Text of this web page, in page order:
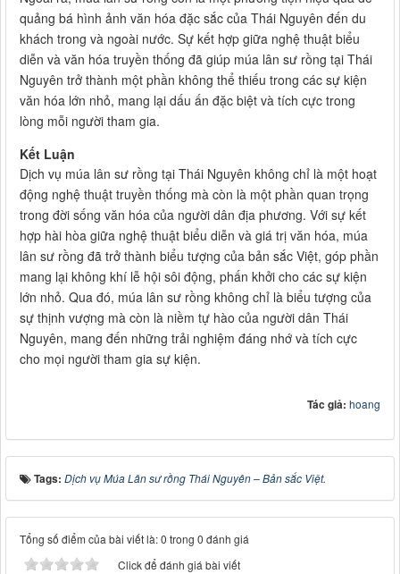
quảng bá hình ảnh văn hóa đặc sắc của Thái Nguyên đến du
khách trong và ngoài nước. Sự kết hợp giữa nghệ thuật biểu
diễn và văn hóa truyền thống đã giúp múa lân sư rồng tại Thái
Nguyên trở thành một phần không thể thiếu trong các sự kiện
văn hóa lớn nhỏ, mang lại dấu ấn đặc biệt và tích cực trong
lòng mỗi người tham gia.
Kết Luận
Dịch vụ múa lân sư rồng tại Thái Nguyên không chỉ là một hoạt
động nghệ thuật truyền thống mà còn là một phần quan trọng
trong đời sống văn hóa của người dân địa phương. Với sự kết
hợp hài hòa giữa nghệ thuật biểu diễn và giá trị văn hóa, múa
lân sư rồng đã trở thành biểu tượng của bản sắc Việt, góp phần
mang lại không khí lễ hội sôi động, phấn khởi cho các sự kiện
lớn nhỏ. Qua đó, múa lân sư rồng không chỉ là biểu tượng của
sự thịnh vượng mà còn là niềm tự hào của người dân Thái
Nguyên, mang đến những trải nghiệm đáng nhớ và tích cực
cho mọi người tham gia sự kiện.
Tác giả: hoang
Tags: Dịch vụ Múa Lân sư rồng Thái Nguyên – Bản sắc Việt.
Tổng số điểm của bài viết là: 0 trong 0 đánh giá
Click để đánh giá bài viết